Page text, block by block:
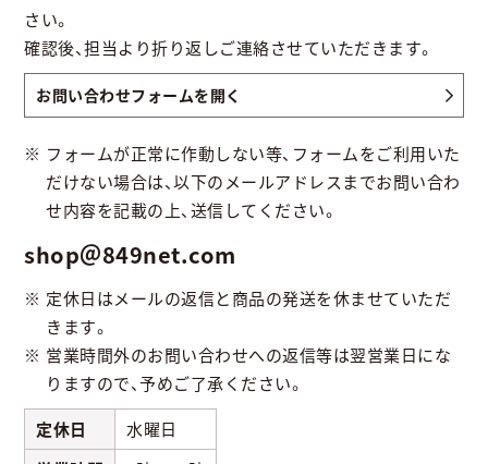
さい。
確認後、担当より折り返しご連絡させていただきます。
お問い合わせフォームを開く
フォームが正常に作動しない等、フォームをご利用いた
だけない場合は、以下のメールアドレスまでお問い合わ
せ内容を記載の上、送信してください。
shop＠849net.com
定休日はメールの返信と商品の発送を休ませていただ
きます。
営業時間外のお問い合わせへの返信等は翌営業日にな
りますので、予めご了承ください。
定休日
水曜日